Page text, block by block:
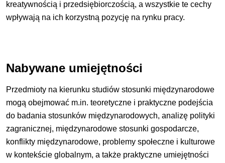
kreatywnością i przedsiębiorczością, a wszystkie te cechy
wpływają na ich korzystną pozycję na rynku pracy.
Nabywane umiejętności
Przedmioty na kierunku studiów stosunki międzynarodowe
mogą obejmować m.in. teoretyczne i praktyczne podejścia
do badania stosunków międzynarodowych, analizę polityki
zagranicznej, międzynarodowe stosunki gospodarcze,
konflikty międzynarodowe, problemy społeczne i kulturowe
w kontekście globalnym, a także praktyczne umiejętności